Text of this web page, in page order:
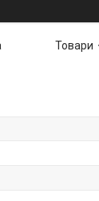
Товари